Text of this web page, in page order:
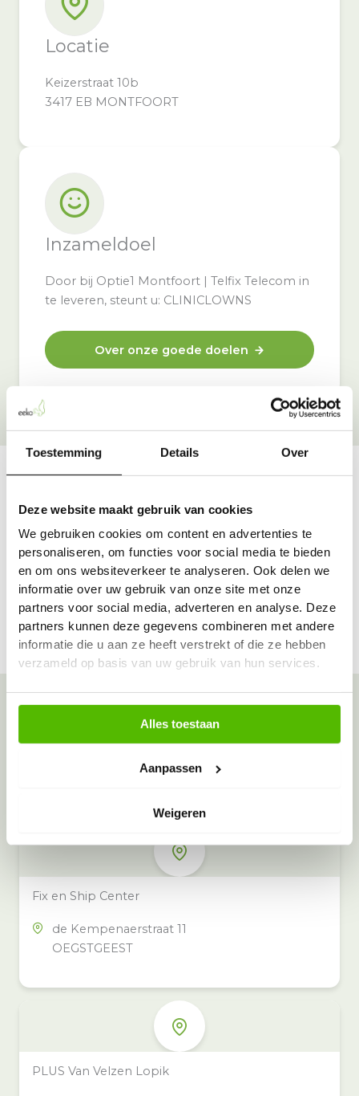
Toestemming Details Over
Deze website maakt gebruik van cookies
We gebruiken cookies om content en advertenties te
personaliseren, om functies voor social media te bieden
en om ons websiteverkeer te analyseren. Ook delen we
informatie over uw gebruik van onze site met onze
partners voor social media, adverteren en analyse. Deze
partners kunnen deze gegevens combineren met andere
informatie die u aan ze heeft verstrekt of die ze hebben
verzameld op basis van uw gebruik van hun services.
Alles toestaan
Aanpassen
Weigeren
Locatie
Keizerstraat 10b
3417 EB MONTFOORT
Inzameldoel
Door bij Optie1 Montfoort | Telfix Telecom in
te leveren, steunt u: CLINICLOWNS
Over onze goede doelen
Vraag & antwoord
De meest voorkomende vragen over onze dienst vind
je hier.
Bekijk alle antwoorden
Meer inzamelpunten in de buurt
inzamelpunten in het hele land,
ook in jouw buurt.
Fix en Ship Center
de Kempenaerstraat 11
OEGSTGEEST
PLUS Van Velzen Lopik